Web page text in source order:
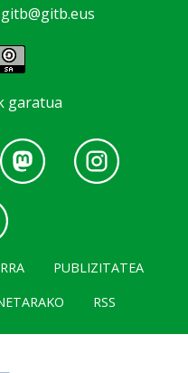
gitb@gitb.eus
garatua
PUBLIZITATEA
RSS